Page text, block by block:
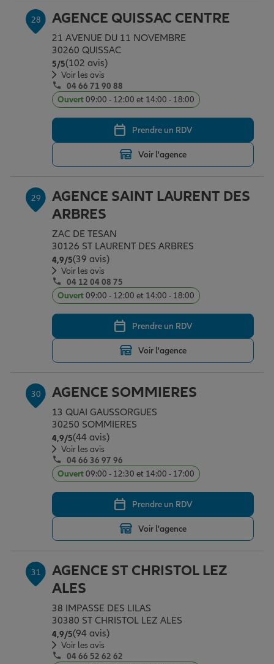
28 AGENCE QUISSAC CENTRE
21 AVENUE DU 11 NOVEMBRE
30260 QUISSAC
5/5Note de 5 sur 5
(102 avis)
Voir les avis
04 66 71 90 88
Ouvert09:00 - 12:00 et 14:00 - 18:00
Prendre un RDV
Voir l'agence
29
AGENCE SAINT LAURENT DES
ARBRES
ZAC DE TESAN
30126 ST LAURENT DES ARBRES
4,9/5Note de 4.9 sur 5
(39 avis)
Voir les avis
04 12 04 08 75
Ouvert09:00 - 12:00 et 14:00 - 18:00
Prendre un RDV
Voir l'agence
30 AGENCE SOMMIERES
13 QUAI GAUSSORGUES
30250 SOMMIERES
4,9/5Note de 4.9 sur 5
(44 avis)
Voir les avis
04 66 36 97 96
Ouvert09:00 - 12:30 et 14:00 - 17:00
Prendre un RDV
Voir l'agence
31
AGENCE ST CHRISTOL LEZ
ALES
38 IMPASSE DES LILAS
30380 ST CHRISTOL LEZ ALES
4,9/5Note de 4.9 sur 5
(94 avis)
Voir les avis
04 66 52 62 62